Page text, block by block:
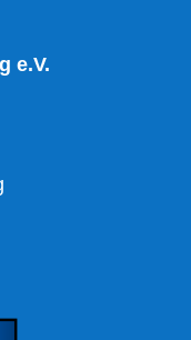
e.V.